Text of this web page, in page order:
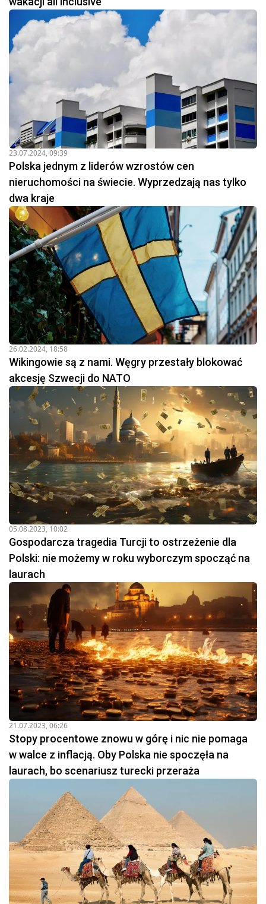
23.07.2024, 09:39
Polska jednym z liderów wzrostów cen
nieruchomości na świecie. Wyprzedzają nas tylko
dwa kraje
26.02.2024, 18:58
Wikingowie są z nami. Węgry przestały blokować
akcesję Szwecji do NATO
05.08.2023, 10:02
Gospodarcza tragedia Turcji to ostrzeżenie dla
Polski: nie możemy w roku wyborczym spocząć na
laurach
21.07.2023, 06:26
Stopy procentowe znowu w górę i nic nie pomaga
w walce z inflacją. Oby Polska nie spoczęła na
laurach, bo scenariusz turecki przeraża